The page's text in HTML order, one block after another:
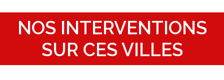
NOS INTERVENTIONS
SUR CES VILLES